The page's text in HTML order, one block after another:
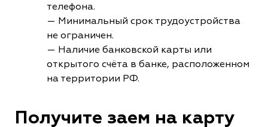
телефона.
— Минимальный срок трудоустройства
не ограничен.
— Наличие банковской карты или
открытого счёта в банке, расположенном
на территории РФ.
Получите заем на карту